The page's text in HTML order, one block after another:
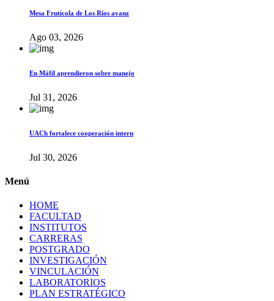
Mesa Frutícola de Los Ríos avanz
Ago 03, 2026
En Máfil aprendieron sobre manejo
Jul 31, 2026
UACh fortalece cooperación intern
Jul 30, 2026
Menú
HOME
FACULTAD
INSTITUTOS
CARRERAS
POSTGRADO
INVESTIGACIÓN
VINCULACIÓN
LABORATORIOS
PLAN ESTRATÉGICO